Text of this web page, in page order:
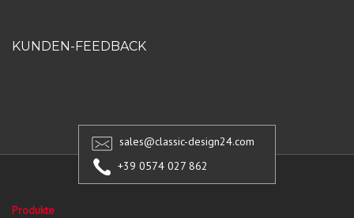
KUNDEN-FEEDBACK
sales@classic-design24.com
+39 0574 027 862
Produkte